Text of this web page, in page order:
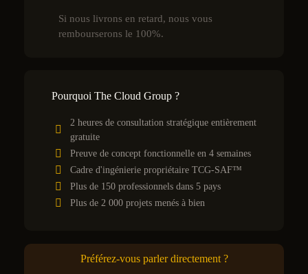
Si nous livrons en retard, nous vous
rembourserons le 100%.
Pourquoi The Cloud Group ?
2 heures de consultation stratégique entièrement
gratuite
Preuve de concept fonctionnelle en 4 semaines
Cadre d'ingénierie propriétaire TCG-SAF™
Plus de 150 professionnels dans 5 pays
Plus de 2 000 projets menés à bien
Préférez-vous parler directement ?